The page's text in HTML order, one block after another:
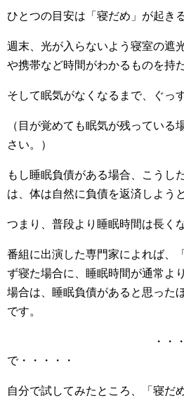
ひとつの目安は「寝だめ」が起き
週末、光が入らないよう寝室の遮
や携帯など時間がわかるものを持
そして眠気がなくなるまで、ぐっ
（目が覚めても眠気が残っている
さい。）
もし睡眠負債がある場合、こうし
は、体は自然に負債を返済しよう
つまり、普段より睡眠時間は長く
番組に出演した専門家によれば、
ず寝た場合に、睡眠時間が通常よ
場合は、睡眠負債があると思った
です。
・・・・・・・
で・・・・・
自分で試してみたところ、「寝だ